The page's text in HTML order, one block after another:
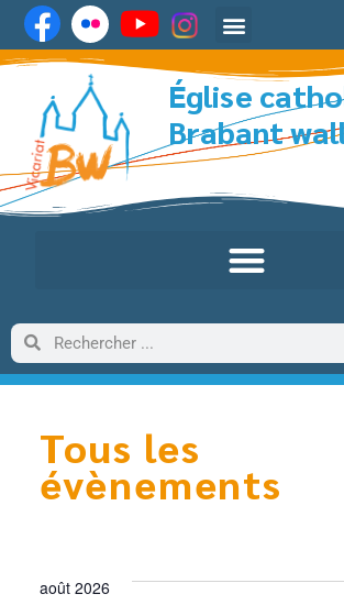
Église
Brabant
Tous les
évènements
août 2026